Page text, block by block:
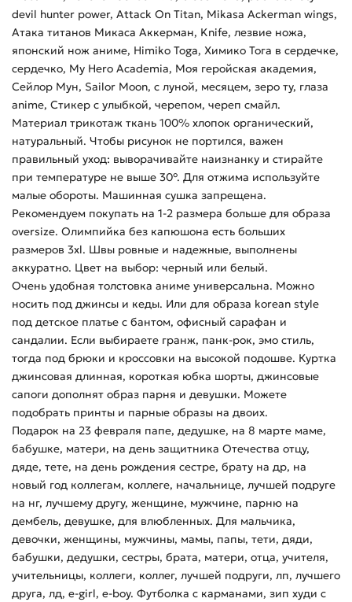
devil hunter power, Attack On Titan, Mikasa Ackerman wings,
Атака титанов Микаса Аккерман, Knife, лезвие ножа,
японский нож аниме, Himiko Toga, Химико Тога в сердечке,
сердечко, My Hero Academia, Моя геройская академия,
Сейлор Мун, Sailor Moon, с луной, месяцем, зеро ту, глаза
anime, Стикер с улыбкой, черепом, череп смайл.
Материал трикотаж ткань 100% хлопок органический,
натуральный. Чтобы рисунок не портился, важен
правильный уход: выворачивайте наизнанку и стирайте
при температуре не выше 30°. Для отжима используйте
малые обороты. Машинная сушка запрещена.
Рекомендуем покупать на 1-2 размера больше для образа
oversize. Олимпийка без капюшона есть больших
размеров 3xl. Швы ровные и надежные, выполнены
аккуратно. Цвет на выбор: черный или белый.
Очень удобная толстовка аниме универсальна. Можно
носить под джинсы и кеды. Или для образа korean style
под детское платье с бантом, офисный сарафан и
сандалии. Если выбираете гранж, панк-рок, эмо стиль,
тогда под брюки и кроссовки на высокой подошве. Куртка
джинсовая длинная, короткая юбка шорты, джинсовые
сапоги дополнят образ парня и девушки. Можете
подобрать принты и парные образы на двоих.
Подарок на 23 февраля папе, дедушке, на 8 марте маме,
бабушке, матери, на день защитника Отечества отцу,
дяде, тете, на день рождения сестре, брату на др, на
новый год коллегам, коллеге, начальнице, лучшей подруге
на нг, лучшему другу, женщине, мужчине, парню на
дембель, девушке, для влюбленных. Для мальчика,
девочки, женщины, мужчины, мамы, папы, тети, дяди,
бабушки, дедушки, сестры, брата, матери, отца, учителя,
учительницы, коллеги, коллег, лучшей подруги, лп, лучшего
друга, лд, e-girl, e-boy. Футболка с карманами, зип худи с